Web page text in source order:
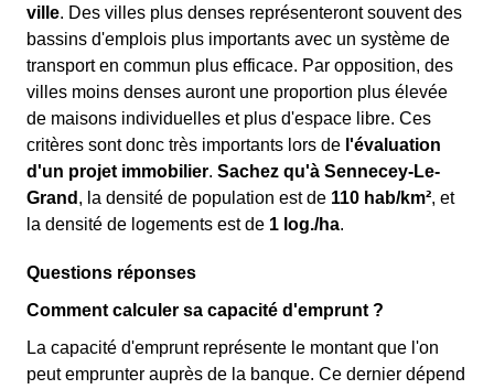
ville. Des villes plus denses représenteront souvent des
bassins d'emplois plus importants avec un système de
transport en commun plus efficace. Par opposition, des
villes moins denses auront une proportion plus élevée
de maisons individuelles et plus d'espace libre. Ces
critères sont donc très importants lors de l'évaluation
d'un projet immobilier. Sachez qu'à Sennecey-Le-
Grand , la densité de population est de 110 hab/km², et
la densité de logements est de 1 log./ha.
Questions réponses
Comment calculer sa capacité d'emprunt ?
La capacité d'emprunt représente le montant que l'on
peut emprunter auprès de la banque. Ce dernier dépend